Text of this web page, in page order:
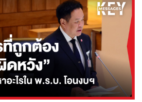
67
ABOUT THE AUTHOR
THE STANDARD TEAM
กองบรรณาธิการ THE STANDARD